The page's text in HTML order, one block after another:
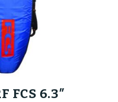
FCS 6.3″